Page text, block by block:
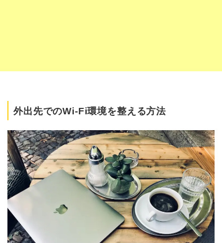
外出先でのWi-Fi環境を整える方法